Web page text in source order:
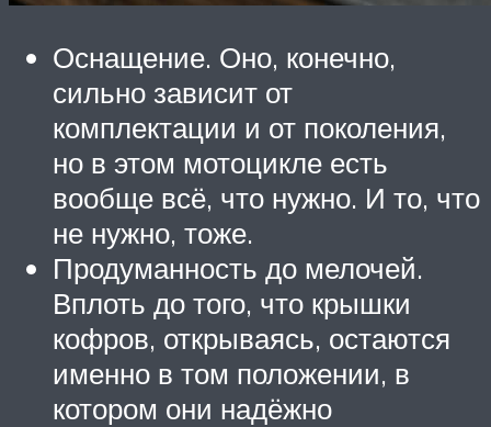
Оснащение. Оно, конечно,
сильно зависит от
комплектации и от поколения,
но в этом мотоцикле есть
вообще всё, что нужно. И то, что
не нужно, тоже.
Продуманность до мелочей.
Вплоть до того, что крышки
кофров, открываясь, остаются
именно в том положении, в
котором они надёжно